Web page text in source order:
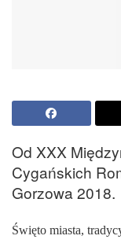
Od XXX
Cygańskich
Gorzowa 2018.
Święto miasta,